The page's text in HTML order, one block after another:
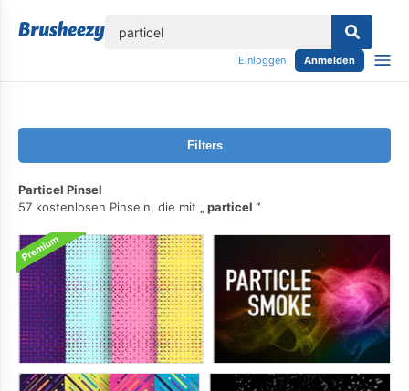
Einloggen Anmelden
Filters
Particel Pinsel
57 kostenlosen Pinseln, die mit
particel